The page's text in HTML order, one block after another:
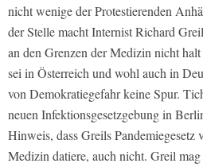
nicht wenige der Protestierenden
der Stelle macht Internist Richard
an den Grenzen der Medizin nicht
sei in Österreich und wohl auch in
von Demokratiegefahr keine Spur.
neuen Infektionsgesetzgebung in
Hinweis, dass Greils Pandemiegesetz
Medizin datiere, auch nicht. Greil